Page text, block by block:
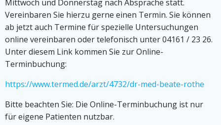
Mittwoch und Donnerstag nach Absprache statt.
Vereinbaren Sie hierzu gerne einen Termin. Sie können
ab jetzt auch Termine für spezielle Untersuchungen
online vereinbaren oder telefonisch unter 04161 / 23 26.
Unter diesem Link kommen Sie zur Online-
Terminbuchung:
https://www.termed.de/arzt/4732/dr-med-beate-rothe
Bitte beachten Sie: Die Online-Terminbuchung ist nur
für eigene Patienten nutzbar.